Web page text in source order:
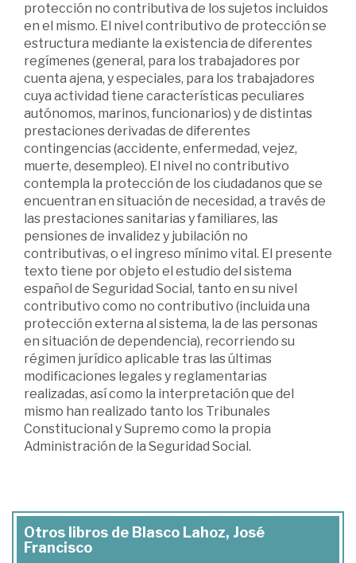
protección no contributiva de los sujetos incluidos
en el mismo. El nivel contributivo de protección se
estructura mediante la existencia de diferentes
regímenes (general, para los trabajadores por
cuenta ajena, y especiales, para los trabajadores
cuya actividad tiene características peculiares
autónomos, marinos, funcionarios) y de distintas
prestaciones derivadas de diferentes
contingencias (accidente, enfermedad, vejez,
muerte, desempleo). El nivel no contributivo
contempla la protección de los ciudadanos que se
encuentran en situación de necesidad, a través de
las prestaciones sanitarias y familiares, las
pensiones de invalidez y jubilación no
contributivas, o el ingreso mínimo vital. El presente
texto tiene por objeto el estudio del sistema
español de Seguridad Social, tanto en su nivel
contributivo como no contributivo (incluida una
protección externa al sistema, la de las personas
en situación de dependencia), recorriendo su
régimen jurídico aplicable tras las últimas
modificaciones legales y reglamentarias
realizadas, así como la interpretación que del
mismo han realizado tanto los Tribunales
Constitucional y Supremo como la propia
Administración de la Seguridad Social.
Otros libros de Blasco Lahoz, José
Francisco